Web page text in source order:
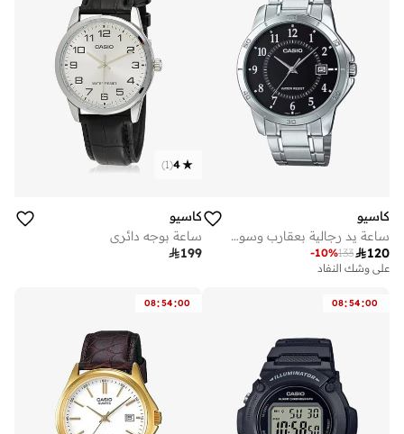
كاسيو
ساعة يد رجالية بعقارب وسوار فضي من الستانلس ستيل
120
133
-10%
على وشك النفاد
4
(
1
)
كاسيو
ساعة بوجه دائري
199
08:54:00
08:54:00